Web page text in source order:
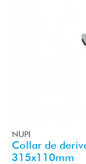
NUPI
Collar de
315x110mm